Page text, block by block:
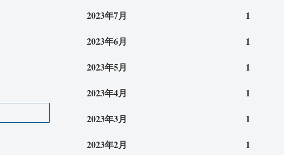
2023年7月
1
2023年6月
1
2023年5月
1
2023年4月
1
2023年3月
1
2023年2月
1